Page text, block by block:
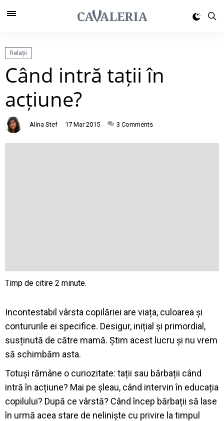
Relații
Când intră tații în
acțiune?
Alina Stef 17 Mar 2015 3 Comments
Incontestabil vârsta copilăriei are viața, culoarea și
contururile ei specifice. Desigur, inițial și primordial,
susținută de către mamă. Știm acest lucru și nu vrem
să schimbăm asta.
Totuși rămâne o curiozitate: tații sau bărbații când
intră în acțiune? Mai pe șleau, când intervin în educația
copilului? După ce vârstă? Când încep bărbații să lase
în urmă acea stare de neliniște cu privire la timpul